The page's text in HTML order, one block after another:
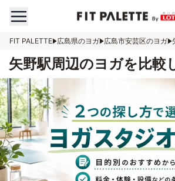
FIT PALETTE 広島県のヨガ 広島市安芸区のヨガ
矢野駅周辺のヨガを比較